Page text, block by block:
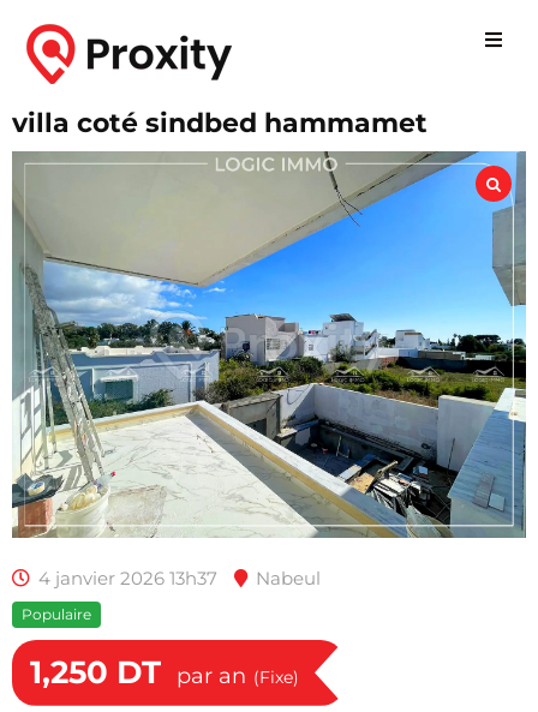
villa coté sindbed hammamet
4 janvier 2026 13h37 Nabeul
Populaire
1,250 DT par an (Fixe)